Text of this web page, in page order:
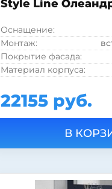
Style Line
Оснащение:
Монтаж:
Покрытие фасада:
Материал корпуса:
22155 руб.